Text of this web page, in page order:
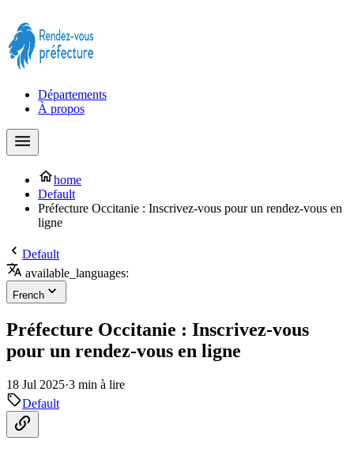
Départements
À propos
home
Default
Préfecture Occitanie : Inscrivez-vous pour un rendez-vous en
ligne
Default
available_languages:
French
Préfecture Occitanie : Inscrivez-vous
pour un rendez-vous en ligne
18 Jul 2025·3 min à lire
Default